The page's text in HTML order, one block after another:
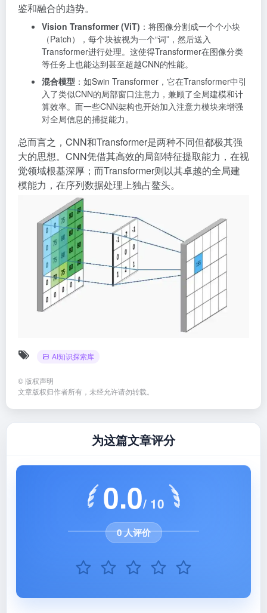
鉴和融合的趋势。
Vision Transformer (ViT) ：将图像分割成一个个小块
（Patch），每个块被视为一个“词”，然后送入
Transformer进行处理。这使得Transformer在图像分类
等任务上也能达到甚至超越CNN的性能。
混合模型 ：如Swin Transformer，它在Transformer中引
入了类似CNN的局部窗口注意力，兼顾了全局建模和计
算效率。而一些CNN架构也开始加入注意力模块来增强
对全局信息的捕捉能力。
总而言之，CNN和Transformer是两种不同但都极其强
大的思想。CNN凭借其高效的局部特征提取能力，在视
觉领域根基深厚；而Transformer则以其卓越的全局建
模能力，在序列数据处理上独占鳌头。
AI知识探索库
© 版权声明
文章版权归作者所有，未经允许请勿转载。
为这篇文章评分
0.0/ 10
0 人评价